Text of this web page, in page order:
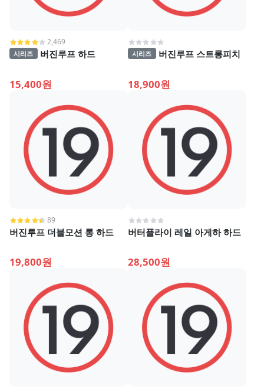
2,469
시리즈 버진루프 하드
15,400원
시리즈 버진루프 스트롱피치
18,900원
89
버진루프 더블모션 롱 하드
19,800원
버터플라이 레일 아게하 하드
28,500원